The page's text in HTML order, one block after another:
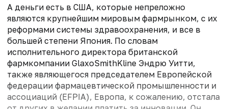
А деньги есть в США, которые непреложно
являются крупнейшим мировым фармрынком, с их
реформами системы здравоохранения, и все в
большей степени Япония. По словам
исполнительного директора британской
фармкомпании GlaxoSmithKline Эндрю Уитти,
также являющегося председателем Европейской
федерации фармацевтической промышленности и
ассоциаций (EFPIA), Европа, к сожалению, отстала